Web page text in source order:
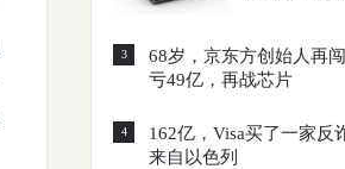
3
68岁，京东方创始人再
亏49亿，再战芯片
4
162亿，Visa买了一家反
来自以色列